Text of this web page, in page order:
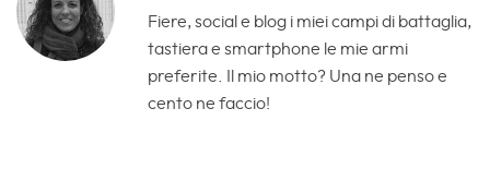
Fiere, social e blog i miei campi di battaglia,
tastiera e smartphone le mie armi
preferite. Il mio motto? Una ne penso e
cento ne faccio!